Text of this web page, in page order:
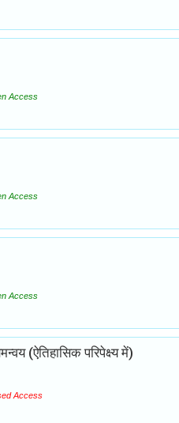
Access
Access
Access
(ऐतिहासिक परिपेक्ष्य में)
Access